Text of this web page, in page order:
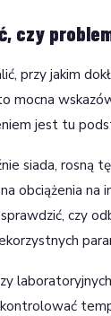
czy
przy jakim
mocna
jest tu
siada, rosną
obciążenia na
czy